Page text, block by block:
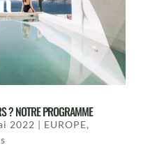
? NOTRE PROGRAMME
2022 | EUROPE,